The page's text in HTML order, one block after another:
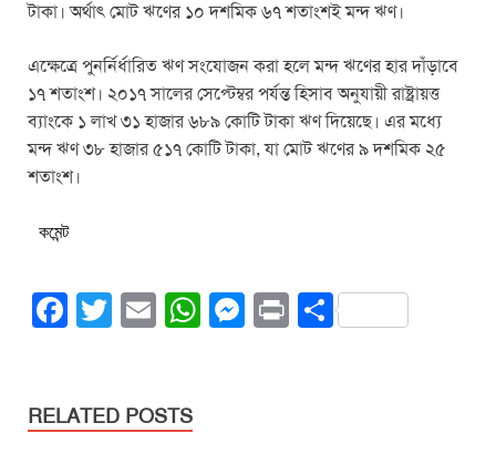
টাকা। অর্থাৎ মোট ঋণের ১০ দশমিক ৬৭ শতাংশই মন্দ ঋণ।
এক্ষেত্রে পুনর্নির্ধারিত ঋণ সংযোজন করা হলে মন্দ ঋণের হার দাঁড়াবে
১৭ শতাংশ। ২০১৭ সালের সেপ্টেম্বর পর্যন্ত হিসাব অনুযায়ী রাষ্ট্রায়ত্ত
ব্যাংকে ১ লাখ ৩১ হাজার ৬৮৯ কোটি টাকা ঋণ দিয়েছে। এর মধ্যে
মন্দ ঋণ ৩৮ হাজার ৫১৭ কোটি টাকা, যা মোট ঋণের ৯ দশমিক ২৫
শতাংশ।
কমেন্ট
F
e
T
er
E
W M Pr S
RELATED POSTS